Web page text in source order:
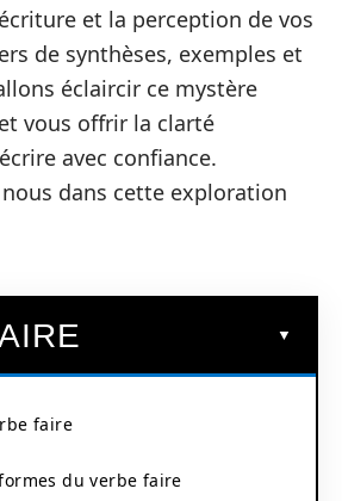
et la perception de vos
de synthèses, exemples et
éclaircir ce mystère
vous offrir la clarté
avec confiance.
nous dans cette exploration
faire
du verbe faire